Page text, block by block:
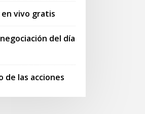
vivo gratis
del día
de las acciones